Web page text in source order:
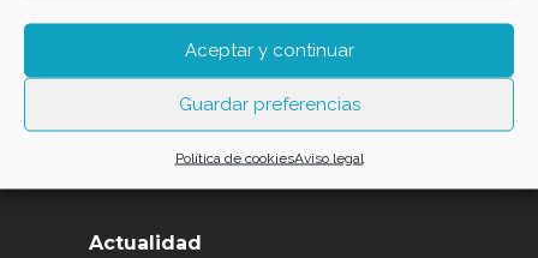
Aceptar y continuar
Guardar preferencias
Política de cookiesAviso legal
C. Provenza, Núm. 3, 1º B CP 07004
Palma (Mallorca) Illes Balears España
abadip.ib@gmail.com
Actualidad